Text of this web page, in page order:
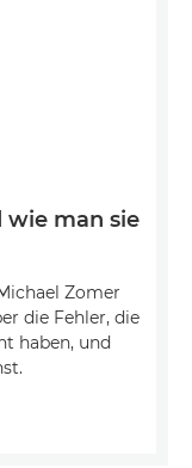
wie man sie
Zomer
die Fehler, die
haben, und